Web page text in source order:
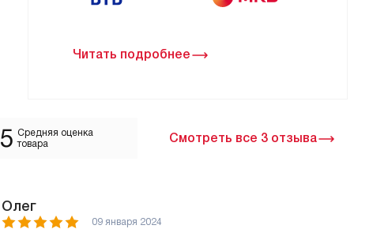
Читать подробнее
5 Средняя оценка
товара
Смотреть все 3 отзыва
Олег
09 января 2024